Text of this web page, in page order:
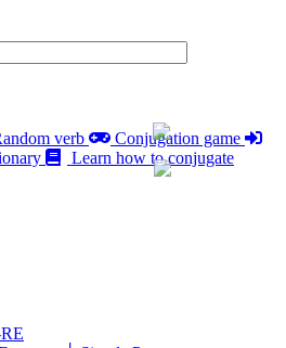
verb
Conjugation game
Learn how to conjugate